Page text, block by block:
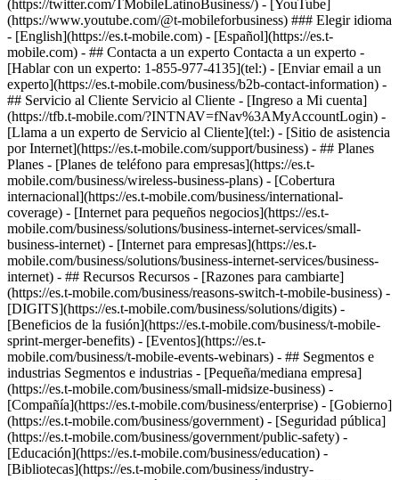
- ## Contacta a un experto Contacta a un experto -
[Hablar con un experto: 1-855-977-4135](tel:) - [Enviar email a un
experto](https://es.t-mobile.com/business/b2b-contact-information) -
## Servicio al Cliente Servicio al Cliente - [Ingreso a Mi cuenta]
(https://tfb.t-mobile.com/?INTNAV=fNav%3AMyAccountLogin) -
[Llama a un experto de Servicio al Cliente](tel:) - [Sitio de asistencia
por Internet](https://es.t-mobile.com/support/business) - ## Planes
Planes - [Planes de teléfono para empresas](https://es.t-
mobile.com/business/wireless-business-plans) - [Cobertura
internacional](https://es.t-mobile.com/business/international-
coverage) - [Internet para pequeños negocios](https://es.t-
mobile.com/business/solutions/business-internet-services/small-
business-internet) - [Internet para empresas](https://es.t-
mobile.com/business/solutions/business-internet-services/business-
internet) - ## Recursos Recursos - [Razones para cambiarte]
(https://es.t-mobile.com/business/reasons-switch-t-mobile-business) -
[DIGITS](https://es.t-mobile.com/business/solutions/digits) -
[Beneficios de la fusión](https://es.t-mobile.com/business/t-mobile-
sprint-merger-benefits) - [Eventos](https://es.t-
mobile.com/business/t-mobile-events-webinars) - ## Segmentos e
industrias Segmentos e industrias - [Pequeña/mediana empresa]
(https://es.t-mobile.com/business/small-midsize-business) -
[Compañía](https://es.t-mobile.com/business/enterprise) - [Gobierno]
(https://es.t-mobile.com/business/government) - [Seguridad pública]
(https://es.t-mobile.com/business/government/public-safety) -
[Educación](https://es.t-mobile.com/business/education) -
[Bibliotecas](https://es.t-mobile.com/business/industry-